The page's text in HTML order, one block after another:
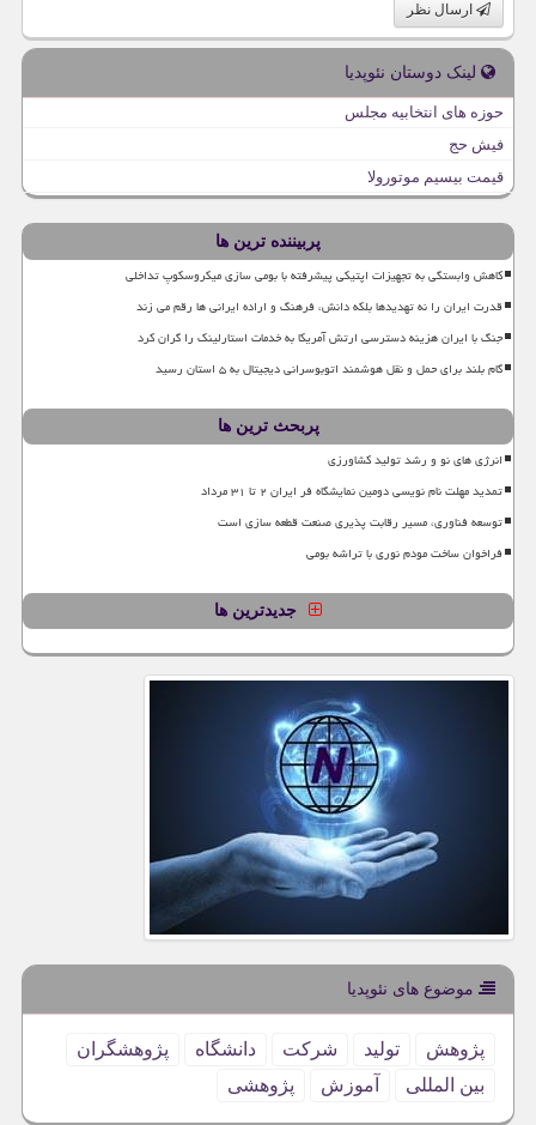
ارسال نظر
لینک دوستان نئوپدیا
حوزه های انتخابیه مجلس
فیش حج
قیمت بیسیم موتورولا
پربیننده ترین ها
کاهش وابستگی به تجهیزات اپتیکی پیشرفته با بومی سازی میکروسکوپ تداخلی
قدرت ایران را نه تهدیدها بلکه دانش، فرهنگ و اراده ایرانی ها رقم می زند
جنگ با ایران هزینه دسترسی ارتش آمریکا به خدمات استارلینک را گران کرد
گام بلند برای حمل و نقل هوشمند اتوبوسرانی دیجیتال به ۵ استان رسید
پربحث ترین ها
انرژی های نو و رشد تولید کشاورزی
تمدید مهلت نام نویسی دومین نمایشگاه فر ایران ۲ تا ۳۱ مرداد
توسعه فناوری، مسیر رقابت پذیری صنعت قطعه سازی است
فراخوان ساخت مودم نوری با تراشه بومی
جدیدترین ها
موضوع های نئوپدیا
پژوهش تولید شركت دانشگاه
پژوهشگران
بین المللی
آموزش پژوهشی